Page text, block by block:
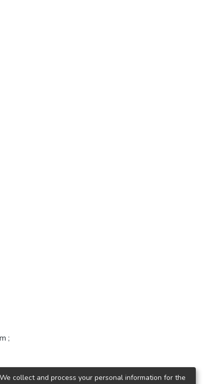
;
We collect and process your personal information for the